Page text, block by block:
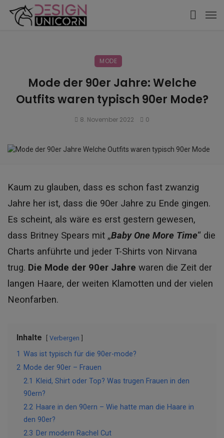
MODE
Mode der 90er Jahre: Welche
Outfits waren typisch 90er Mode?
8. November 2022 0
Kaum zu glauben, dass es schon fast zwanzig
Jahre her ist, dass die 90er Jahre zu Ende gingen.
Es scheint, als wäre es erst gestern gewesen,
dass Britney Spears mit „Baby One More Time“ die
Charts anführte und jeder T-Shirts von Nirvana
trug. Die Mode der 90er Jahre waren die Zeit der
langen Haare, der weiten Klamotten und der vielen
Neonfarben.
Inhalte Verbergen
1 Was ist typisch für die 90er-mode?
2 Mode der 90er – Frauen
2.1
Kleid, Shirt oder Top? Was trugen Frauen in den
90ern?
2.2 Haare in den 90ern – Wie hatte man die Haare in
den 90er?
2.3 Der modern Rachel Cut